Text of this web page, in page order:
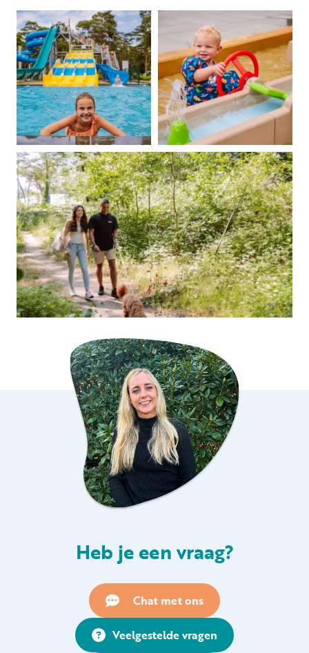
Heb je een vraag?
Chat met ons
Veelgestelde vragen